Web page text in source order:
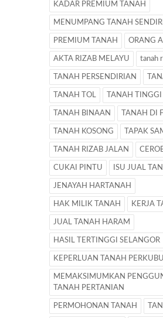
KADAR PREMIUM TANAH
MENUMPANG TANAH SENDIRI
PREMIUM TANAH ORANG
AKTA RIZAB MELAYU tanah
TANAH PERSENDIRIAN
TANAH TOL TANAH TINGGI
TANAH BINAAN TANAH DI
TANAH KOSONG TAPAK
TANAH RIZAB JALAN
CUKAI PINTU ISU JUAL
JENAYAH HARTANAH
HAK MILIK TANAH KERJA
JUAL TANAH HARAM
HASIL TERTINGGI SELANGOR
KEPERLUAN TANAH
MEMAKSIMUMKAN
TANAH PERTANIAN
PERMOHONAN TANAH